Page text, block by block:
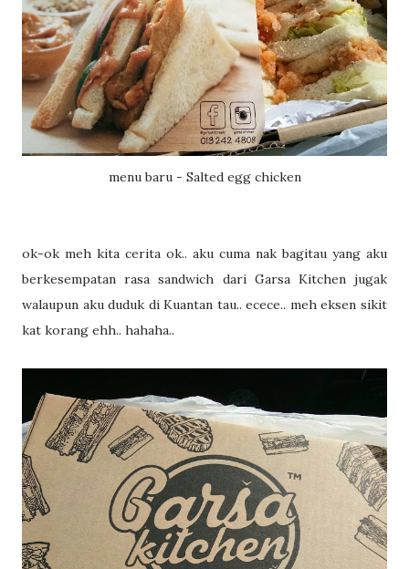
menu baru - Salted egg chicken
ok-ok meh kita cerita ok.. aku cuma nak bagitau yang aku
berkesempatan rasa sandwich dari Garsa Kitchen jugak
walaupun aku duduk di Kuantan tau.. ecece.. meh eksen sikit
kat korang ehh.. hahaha..